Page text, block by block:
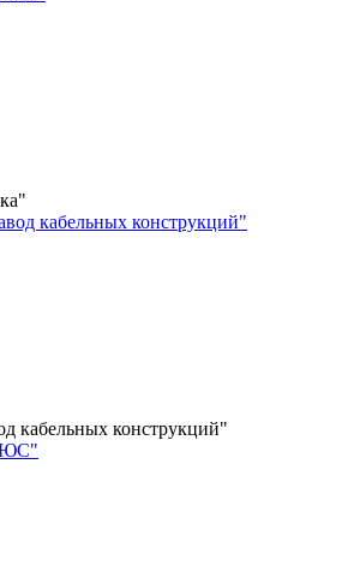
кабельных конструкций"